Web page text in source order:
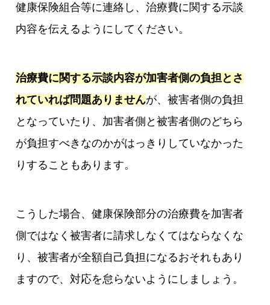
健康保険組合等に連絡し、治療費に関する示談
内容を伝えるようにしてください。
治療費に関する示談内容が加害者側の負担とさ
れていれば問題ありませんが、被害者側の負担
となっていたり、加害者側と被害者側のどちら
が負担すべきなのかがはっきりしていなかった
りすることもあります。
こうした場合、健康保険部分の治療費を加害者
側ではなく被害者に請求しなくてはならなくな
り、被害者が全額自己負担になるおそれもあり
ますので、対応を怠らないようにしましょう。